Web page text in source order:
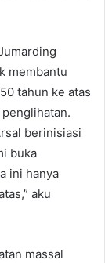
membantu
tahun ke atas
berinisiasi
buka
ini hanya
aku
massal